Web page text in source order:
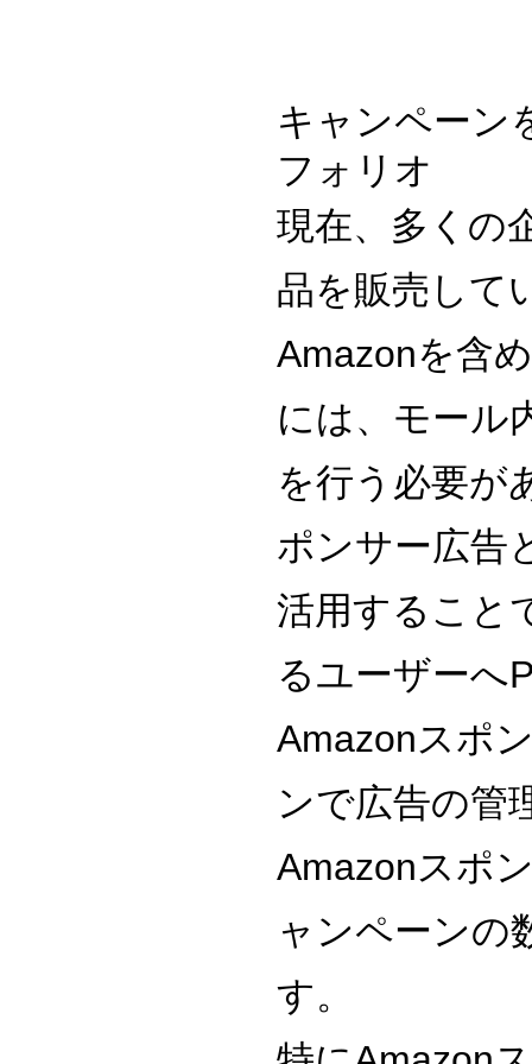
キャンペーン
フォリオ
現在、多くの
品を販売して
Amazonを含
には、モール
を行う必要が
ポンサー広告
活用すること
るユーザーへ
Amazonスポ
ンで広告の管
Amazonスポ
ャンペーンの
す。